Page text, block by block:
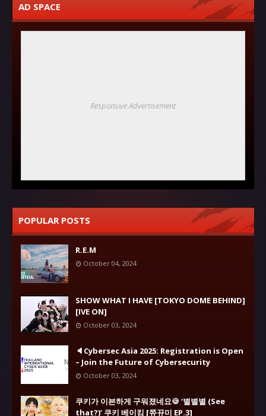
AD SPACE
Responsive Advertisement
POPULAR POSTS
R.E.M
October 04, 2024
SHOW WHAT I HAVE [TOKYO DOME BEHIND]
[IVE ON]
October 03, 2024
🔈Cybersec Asia 2025: Registration is Open
– Join the Future of Cybersecurity
October 03, 2024
쿠키가 이븐하게 구워졌네요🍪 ‘별별별 (See
that?)’ 쿠키 베이킹 [쮸뀨미 EP.3]